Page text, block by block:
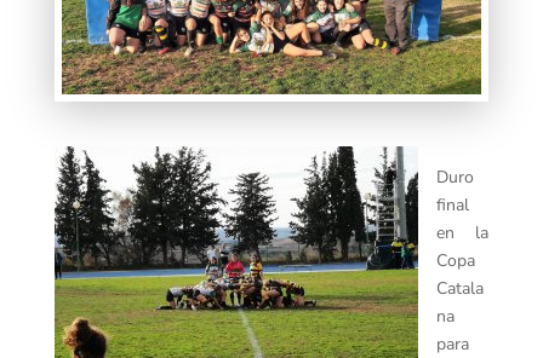
Duro
final
en la
Copa
Catala
na
para